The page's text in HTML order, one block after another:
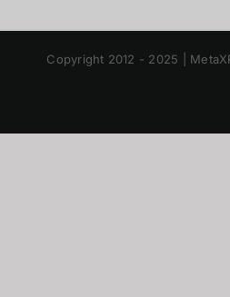
Copyright 2012 - 2025 |